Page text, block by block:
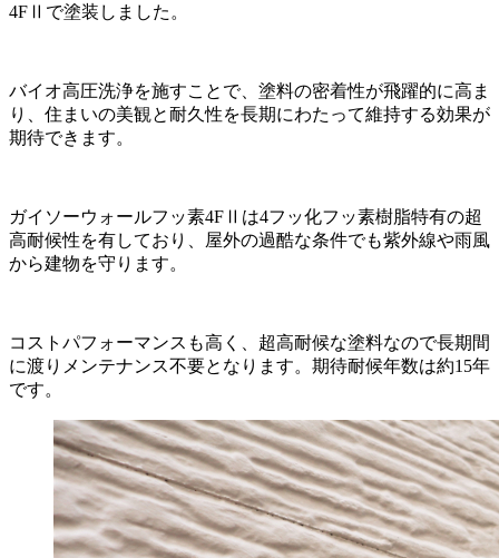
4FⅡで塗装しました。
バイオ高圧洗浄を施すことで、塗料の密着性が飛躍的に高ま
り、住まいの美観と耐久性を長期にわたって維持する効果が
期待できます。
ガイソーウォールフッ素4FⅡは4フッ化フッ素樹脂特有の超
高耐候性を有しており、屋外の過酷な条件でも紫外線や雨風
から建物を守ります。
コストパフォーマンスも高く、超高耐候な塗料なので長期間
に渡りメンテナンス不要となります。期待耐候年数は約15年
です。